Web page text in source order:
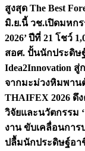
สูงสุด The Best
มิ.ย.นี้ วช.เปิดมหกร
2026’ ปีที่ 21 โชว์
สอศ. ปั้นนักประดิษ
Idea2Innovation สู่
จากมะม่วงหิมพาน
THAIFEX 2026 ดึ
วิจัยและนวัตกรรม
งาน ขับเคลื่อนกา
ปลื้มนักประดิษฐ์อา